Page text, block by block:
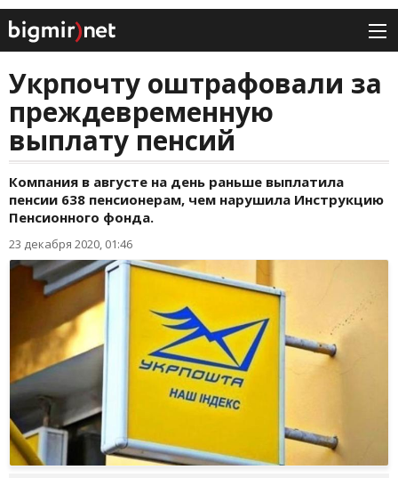
Укрпочту оштрафовали за
преждевременную
выплату пенсий
Компания в августе на день раньше выплатила
пенсии 638 пенсионерам, чем нарушила Инструкцию
Пенсионного фонда.
23 декабря 2020, 01:46